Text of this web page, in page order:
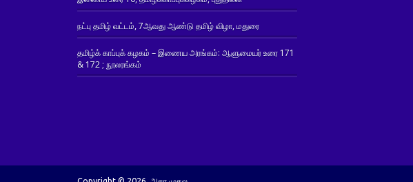
நட்பு தமிழ் வட்டம், 7ஆவது ஆண்டு தமிழ் விழா, மதுரை
தமிழ்க் காப்புக் கழகம் – இணைய அரங்கம்: ஆளுமையர் உரை 171
& 172 ; நூலரங்கம்